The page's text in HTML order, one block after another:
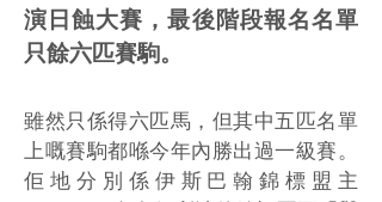
演日蝕大賽，最後階段報名名單
只餘六匹賽駒。
雖然只係得六匹馬，但其中五匹名單
上嘅賽駒都喺今年內勝出過一級賽。
佢地分別係伊斯巴翰錦標盟主